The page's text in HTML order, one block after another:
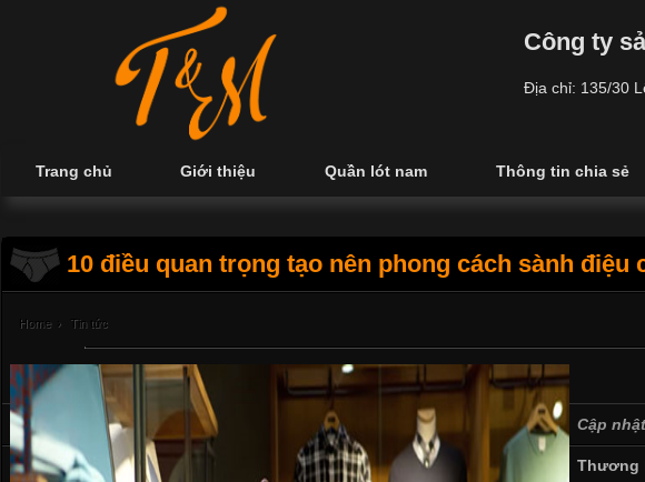
Công ty
Địa chỉ: 135/30
Trang chủ Giới thiệu Quần lót nam Thông tin chia sẻ
10 điều quan trọng tạo nên phong cách sành
Home › Tin tức
Cập